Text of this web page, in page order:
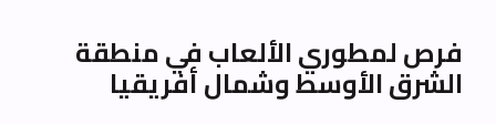
فرص لمطوري الألعاب في منطقة
الشرق الأوسط وشمال أفريقيا